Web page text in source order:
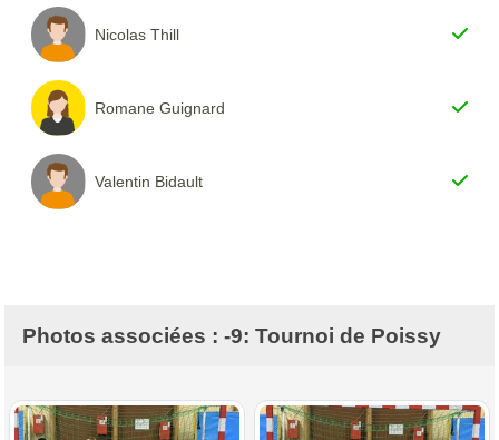
Nicolas Thill
Romane Guignard
Valentin Bidault
Photos associées : -9: Tournoi de Poissy